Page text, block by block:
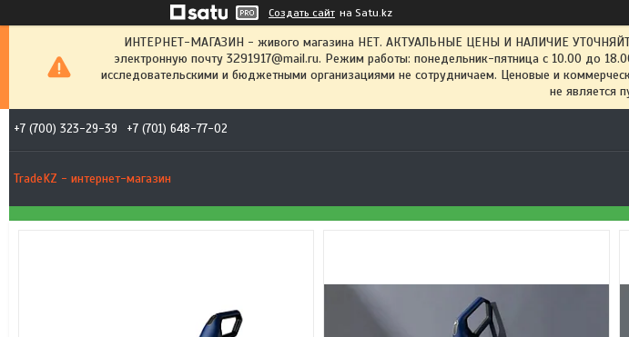
Создать сайт на Satu.kz
ИНТЕРНЕТ-МАГАЗИН - живого магазина НЕТ. АКТУАЛЬНЫЕ ЦЕНЫ И НАЛИЧИЕ
электронную почту 3291917@mail.ru. Режим работы: понедельник-пятница с 10.00 до
исследовательскими и бюджетными организациями не сотрудничаем. Ценовые и
не является
+7 (700) 323-29-39 +7 (701) 648-77-02
TradeKZ - интернет-магазин